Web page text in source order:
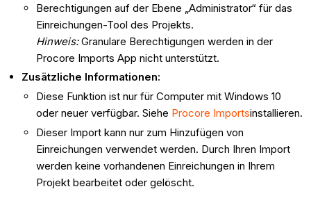
Berechtigungen auf der Ebene „Administrator“ für das
Einreichungen-Tool des Projekts.
Hinweis:Granulare Berechtigungen werden in der
Procore Imports App nicht unterstützt.
Zusätzliche Informationen:
Diese Funktion ist nur für Computer mit Windows 10
oder neuer verfügbar. Siehe Procore Importsinstallieren.
Dieser Import kann nur zum Hinzufügen von
Einreichungen verwendet werden. Durch Ihren Import
werden keine vorhandenen Einreichungen in Ihrem
Projekt bearbeitet oder gelöscht.